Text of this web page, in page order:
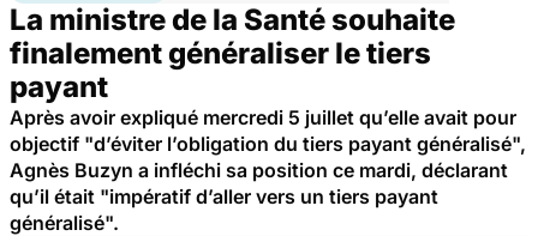
La ministre de la Santé souhaite
finalement généraliser le tiers
payant
Après avoir expliqué mercredi 5 juillet qu’elle avait pour
objectif "d’éviter l’obligation du tiers payant généralisé",
Agnès Buzyn a infléchi sa position ce mardi, déclarant
qu’il était "impératif d’aller vers un tiers payant
généralisé".